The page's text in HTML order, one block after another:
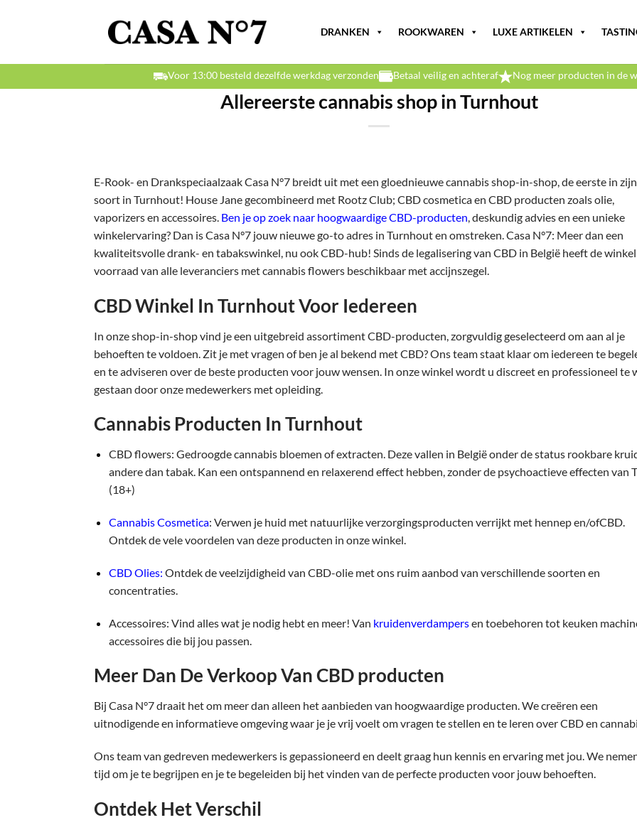
DRANKEN ROOKWAREN LUXE ARTIKELEN
Voor 13:00 besteld dezelfde werkdag verzonden Betaal veilig en achteraf Nog meer producten in de
Allereerste cannabis shop in Turnhout
E-Rook- en Drankspeciaalzaak Casa N°7 breidt uit met een gloednieuwe cannabis shop-in-shop, de eerste in zijn
soort in Turnhout! House Jane gecombineerd met Rootz Club; CBD cosmetica en CBD producten zoals olie,
vaporizers en accessoires. Ben je op zoek naar hoogwaardige CBD-producten, deskundig advies en een unieke
winkelervaring? Dan is Casa N°7 jouw nieuwe go-to adres in Turnhout en omstreken. Casa N°7: Meer dan een
kwaliteitsvolle drank- en tabakswinkel, nu ook CBD-hub! Sinds de legalisering van CBD in België heeft de winkel
voorraad van alle leveranciers met cannabis flowers beschikbaar met accijnszegel.
CBD Winkel In Turnhout Voor Iedereen
In onze shop-in-shop vind je een uitgebreid assortiment CBD-producten, zorgvuldig geselecteerd om aan al je
behoeften te voldoen. Zit je met vragen of ben je al bekend met CBD? Ons team staat klaar om iedereen te
en te adviseren over de beste producten voor jouw wensen. In onze winkel wordt u discreet en professioneel te
gestaan door onze medewerkers met opleiding.
Cannabis Producten In Turnhout
CBD flowers: Gedroogde cannabis bloemen of extracten. Deze vallen in België onder de status rookbare
andere dan tabak. Kan een ontspannend en relaxerend effect hebben, zonder de psychoactieve effecten van
(18+)
Cannabis Cosmetica: Verwen je huid met natuurlijke verzorgingsproducten verrijkt met hennep en/ofCBD.
Ontdek de vele voordelen van deze producten in onze winkel.
CBD Olies: Ontdek de veelzijdigheid van CBD-olie met ons ruim aanbod van verschillende soorten en
concentraties.
Accessoires: Vind alles wat je nodig hebt en meer! Van kruidenverdampersen toebehoren tot keuken
accessoires die bij jou passen.
Meer Dan De Verkoop Van CBD producten
Bij Casa N°7 draait het om meer dan alleen het aanbieden van hoogwaardige producten. We creëren een
uitnodigende en informatieve omgeving waar je je vrij voelt om vragen te stellen en te leren over CBD en
Ons team van gedreven medewerkers is gepassioneerd en deelt graag hun kennis en ervaring met jou. We
tijd om je te begrijpen en je te begeleiden bij het vinden van de perfecte producten voor jouw behoeften.
Ontdek Het Verschil